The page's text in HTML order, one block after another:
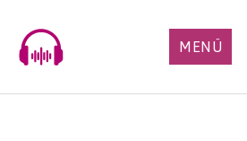
content
MENÜ